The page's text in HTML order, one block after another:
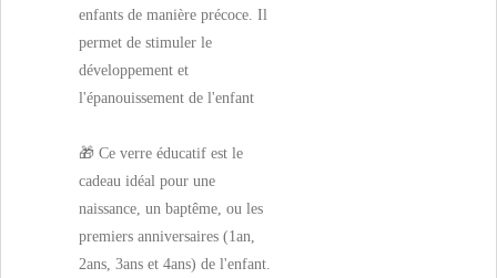
enfants de manière précoce. Il
permet de stimuler le
développement et
l'épanouissement de l'enfant
🎁 Ce verre éducatif est le
cadeau idéal pour une
naissance, un baptême, ou les
premiers anniversaires (1an,
2ans, 3ans et 4ans) de l'enfant.